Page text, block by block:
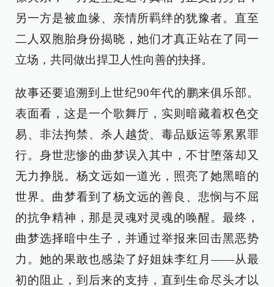
另一方是被血缘、亲情所羁绊的犹豫者。直至
二人双胞胎身份揭晓，她们才真正站在了同一
立场，共同做出捍卫人性向善的抉择。
故事还要追溯到上世纪90年代的鹏来俱乐部。
表面看，这是一个歌舞厅，实则暗藏着权色交
易、非法拘禁、杀人越货、毒品贩运等累累罪
行。身世悲惨的曲梦误入其中，不甘堕落却又
无力挣脱。杨文远如一道光，照亮了她黑暗的
世界。曲梦看到了杨文远的善良、悲悯与不屈
的抗争精神，那是灵魂对灵魂的唤醒。最终，
曲梦选择暗中生子，并通过举报来回击黑恶势
力。她的果敢也感染了好姐妹李红月——从最
初的阻止，到后来的支持，直到生命尽头才以